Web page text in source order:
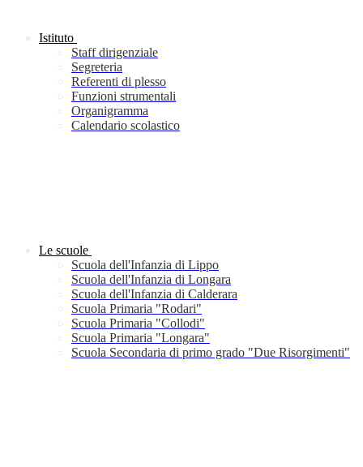
Istituto
Staff dirigenziale
Segreteria
Referenti di plesso
Funzioni strumentali
Organigramma
Calendario scolastico
Le scuole
Scuola dell'Infanzia di Lippo
Scuola dell'Infanzia di Longara
Scuola dell'Infanzia di Calderara
Scuola Primaria "Rodari"
Scuola Primaria "Collodi"
Scuola Primaria "Longara"
Scuola Secondaria di primo grado "Due Risorgimenti"